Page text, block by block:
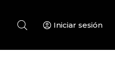
Iniciar sesión